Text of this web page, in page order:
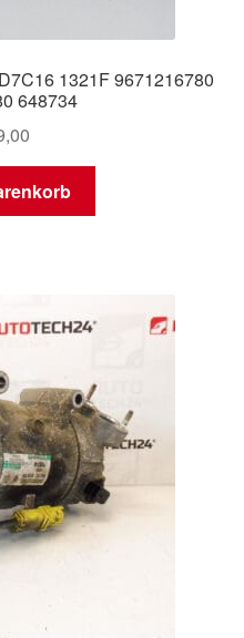
1321F 9671216780
648734